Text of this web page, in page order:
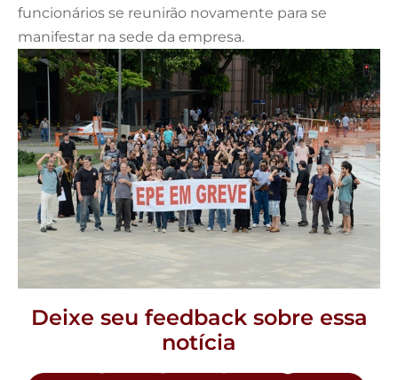
funcionários se reunirão novamente para se
manifestar na sede da empresa.
Deixe seu feedback sobre essa
notícia